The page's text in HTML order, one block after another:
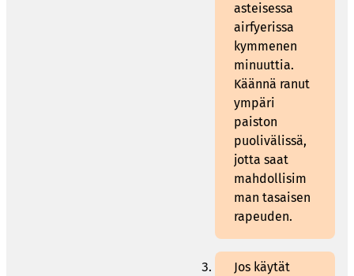
asteisessa
airfyerissa
kymmenen
minuuttia.
Käännä ranut
ympäri
paiston
puolivälissä,
jotta saat
mahdollisim
man tasaisen
rapeuden.
Jos käytät